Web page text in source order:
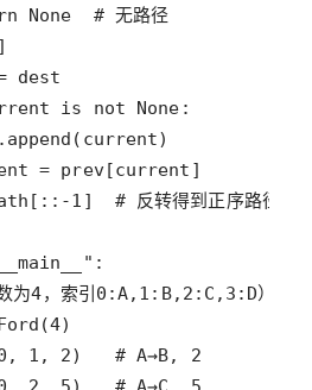
None
# 无路径
dest
is not None
. append ( current
= prev[current
[:: -1 ] # 反转得到正序路径
为4，索引0:A,1:B,2:C,3:D）
(4
, 1 , 2) # A→B, 2